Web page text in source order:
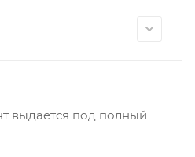
выдаётся под полный